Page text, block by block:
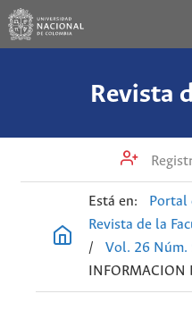
Revista
Está en: Portal
Revista de la
/
Vol. 26 Núm.
INFORMACION